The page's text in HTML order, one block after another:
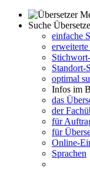
Suche
einfache
erweiterte
Standort-
optimal
Infos im
das
der
für
für
Online-
Sprachen